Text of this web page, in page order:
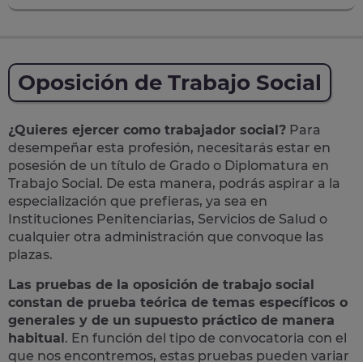
Oposición de Trabajo Social
¿Quieres ejercer como trabajador social? Para
desempeñar esta profesión, necesitarás estar en
posesión de un título de Grado o Diplomatura en
Trabajo Social. De esta manera, podrás aspirar a la
especialización que prefieras, ya sea en
Instituciones Penitenciarias, Servicios de Salud o
cualquier otra administración que convoque las
plazas.
Las pruebas de la oposición de trabajo social
constan de prueba teórica de temas específicos o
generales y de un supuesto práctico de manera
habitual. En función del tipo de convocatoria con el
que nos encontremos, estas pruebas pueden variar